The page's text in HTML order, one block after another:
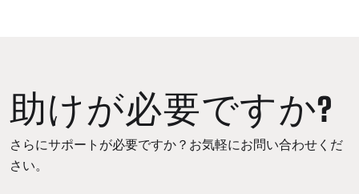
助けが必要ですか?
さらにサポートが必要ですか？お気軽にお問い合わせくだ
さい。